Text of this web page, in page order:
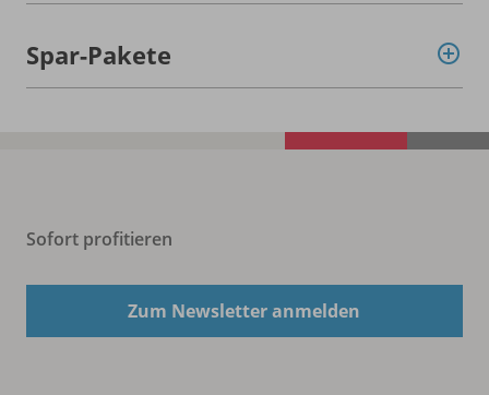
Spar-Pakete
Sofort profitieren
Zum Newsletter anmelden